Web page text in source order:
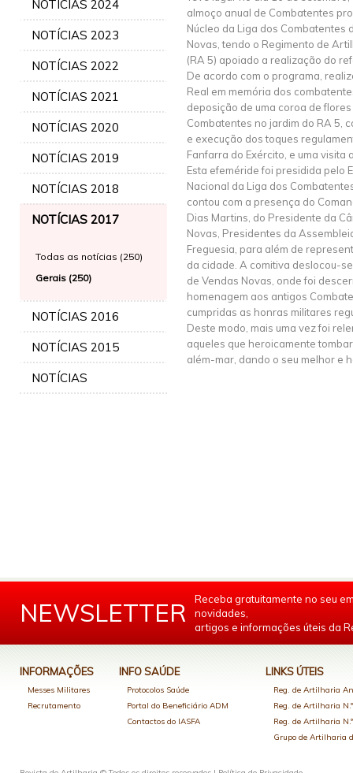
NOTÍCIAS 2024
NOTÍCIAS 2023
NOTÍCIAS 2022
NOTÍCIAS 2021
NOTÍCIAS 2020
NOTÍCIAS 2019
NOTÍCIAS 2018
NOTÍCIAS 2017
Todas as notícias (250)
Gerais (250)
NOTÍCIAS 2016
NOTÍCIAS 2015
NOTÍCIAS
almoço anual de Combatentes
Núcleo da Liga dos Combatentes
Novas, tendo o Regimento de
(RA 5) apoiado a realização do
De acordo com o programa,
Real em memória dos
deposição de uma coroa de
Combatentes no jardim do RA 5,
e execução dos toques
Fanfarra do Exército, e uma visita
Esta efeméride foi presidida pelo
Nacional da Liga dos
contou com a presença do
Dias Martins, do Presidente da
Novas, Presidentes da
Freguesia, para além de
da cidade. A comitiva deslocou-
de Vendas Novas, onde foi
homenagem aos antigos
cumpridas as honras militares
Deste modo, mais uma vez foi
aqueles que heroicamente
além-mar, dando o seu melhor e
NEWSLETTER
Receba gratuitamente no seu
novidades,
artigos e informações úteis da
INFORMAÇÕES
Messes Militares
Recrutamento
INFO SAÚDE
Protocolos Saúde
Portal do Beneficiário ADM
Contactos do IASFA
LINKS ÚTEIS
Reg. de Artilharia
Reg. de Artilharia
Reg. de Artilharia
Grupo de Artilharia